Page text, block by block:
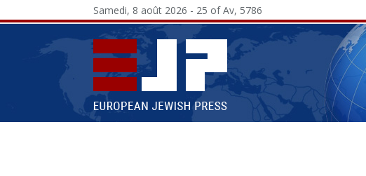
Samedi, 8 août 2026 - 25 of Av, 5786